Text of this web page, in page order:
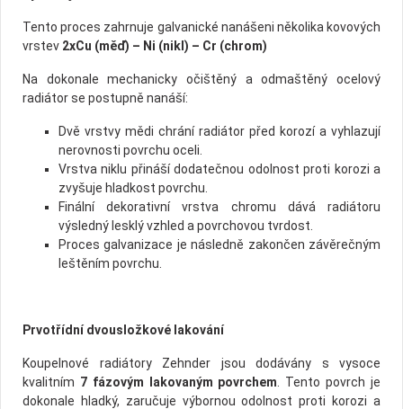
Tento proces zahrnuje galvanické nanášeni několika kovových
vrstev 2xCu (měď) – Ni (nikl) – Cr (chrom)
Na dokonale mechanicky očištěný a odmaštěný ocelový
radiátor se postupně nanáší:
Dvě vrstvy mědi chrání radiátor před korozí a vyhlazují
nerovnosti povrchu oceli.
Vrstva niklu přináší dodatečnou odolnost proti korozi a
zvyšuje hladkost povrchu.
Finální dekorativní vrstva chromu dává radiátoru
výsledný lesklý vzhled a povrchovou tvrdost.
Proces galvanizace je následně zakončen závěrečným
leštěním povrchu.
Prvotřídní dvousložkové lakování
Koupelnové radiátory Zehnder jsou dodávány s vysoce
kvalitním 7 fázovým lakovaným povrchem . Tento povrch je
dokonale hladký, zaručuje výbornou odolnost proti korozi a